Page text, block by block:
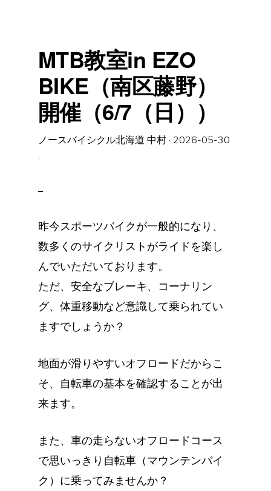
MTB教室in EZO
BIKE（南区藤野）
開催（6/7（日））
ノースバイシクル北海道 中村· 2026-05-30
·
昨今スポーツバイクが一般的になり、
数多くのサイクリストがライドを楽し
んでいただいております。
ただ、安全なブレーキ、コーナリン
グ、体重移動など意識して乗られてい
ますでしょうか？
地面が滑りやすいオフロードだからこ
そ、自転車の基本を確認することが出
来ます。
また、車の走らないオフロードコース
で思いっきり自転車（マウンテンバイ
ク）に乗ってみませんか？